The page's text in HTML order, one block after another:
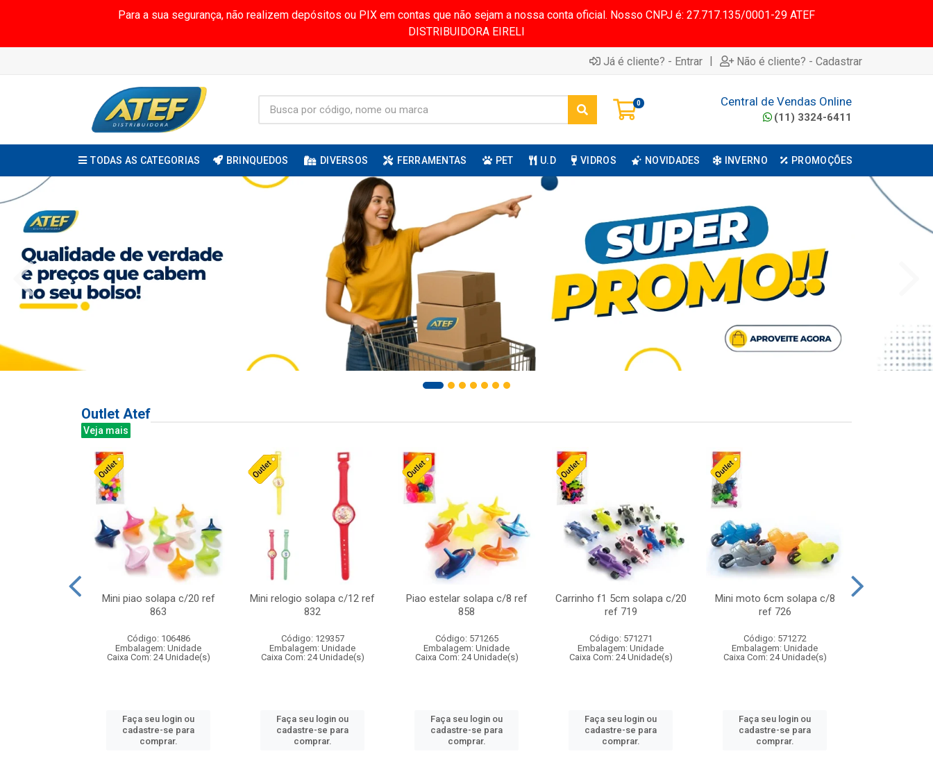
Para a sua segurança, não realizem depósitos ou PIX em contas que não sejam a nossa conta oficial. Nosso CNPJ é: 27.717.135/0001-29 ATEF
DISTRIBUIDORA EIRELI
Já é cliente? - Entrar | Não é cliente? - Cadastrar
0 Central de Vendas Online
(11) 3324-6411
TODAS AS CATEGORIAS BRINQUEDOS DIVERSOS FERRAMENTAS PET U.D VIDROS NOVIDADES INVERNO PROMOÇÕES
Outlet Atef
Veja mais
Mini piao solapa c/20 ref
863
Código: 106486
Embalagem: Unidade
Caixa Com: 24 Unidade(s)
Faça seu login ou
cadastre-se para
comprar.
Mini relogio solapa c/12 ref
832
Código: 129357
Embalagem: Unidade
Caixa Com: 24 Unidade(s)
Faça seu login ou
cadastre-se para
comprar.
Piao estelar solapa c/8 ref
858
Código: 571265
Embalagem: Unidade
Caixa Com: 24 Unidade(s)
Faça seu login ou
cadastre-se para
comprar.
Carrinho f1 5cm solapa c/20
ref 719
Código: 571271
Embalagem: Unidade
Caixa Com: 24 Unidade(s)
Faça seu login ou
cadastre-se para
comprar.
Mini moto 6cm solapa c/8
ref 726
Código: 571272
Embalagem: Unidade
Caixa Com: 24 Unidade(s)
Faça seu login ou
cadastre-se para
comprar.